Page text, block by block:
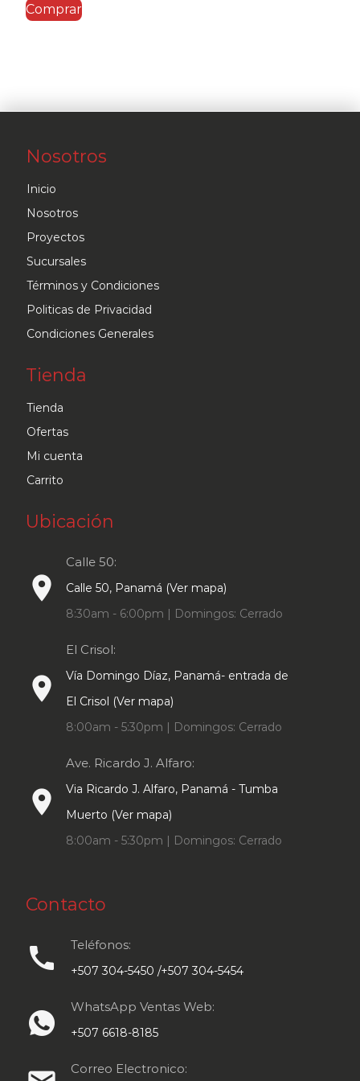
Comprar
Nosotros
Inicio
Nosotros
Proyectos
Sucursales
Términos y Condiciones
Politicas de Privacidad
Condiciones Generales
Tienda
Tienda
Ofertas
Mi cuenta
Carrito
Ubicación
place
Calle 50:
Calle 50, Panamá (Ver mapa)
8:30am - 6:00pm | Domingos: Cerrado
place
El Crisol:
Vía Domingo Díaz, Panamá- entrada de
El Crisol (Ver mapa)
8:00am - 5:30pm | Domingos: Cerrado
place
Ave. Ricardo J. Alfaro:
Via Ricardo J. Alfaro, Panamá - Tumba
Muerto (Ver mapa)
8:00am - 5:30pm | Domingos: Cerrado
Contacto
call Teléfonos:
+507 304-5450 /+507 304-5454
WhatsApp Ventas Web:
+507 6618-8185
Correo Electronico: